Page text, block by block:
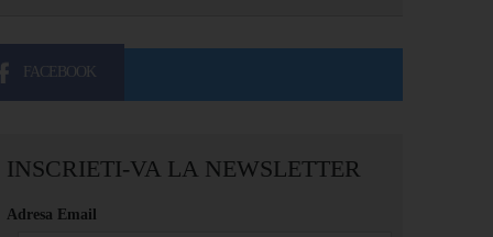
FACEBOOK
INSCRIETI-VA LA NEWSLETTER
Adresa Email